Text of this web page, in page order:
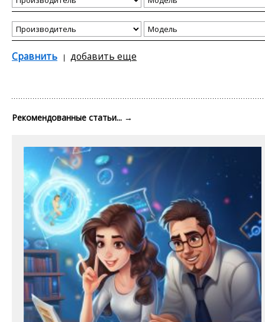
Сравнить добавить еще
Рекомендованные статьи... →